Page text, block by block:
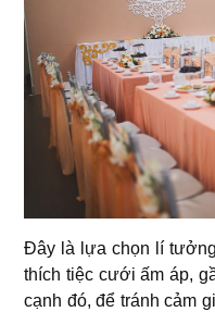
Đây là lựa chọn lí
thích tiệc cưới ấm áp,
cạnh đó, để tránh cảm